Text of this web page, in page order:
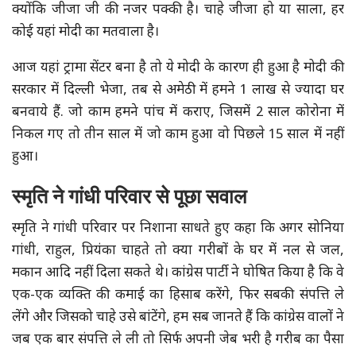
क्योंकि जीजा जी की नजर पक्की है। चाहे जीजा हो या साला, हर
कोई यहां मोदी का मतवाला है।
आज यहां ट्रामा सेंटर बना है तो ये मोदी के कारण ही हुआ है मोदी की
सरकार में दिल्ली भेजा, तब से अमेठी में हमने 1 लाख से ज्यादा घर
बनवाये हैं. जो काम हमने पांच में कराए, जिसमें 2 साल कोरोना में
निकल गए तो तीन साल में जो काम हुआ वो पिछले 15 साल में नहीं
हुआ।
स्मृति ने गांधी परिवार से पूछा सवाल
स्मृति ने गांधी परिवार पर निशाना साधते हुए कहा कि अगर सोनिया
गांधी, राहुल, प्रियंका चाहते तो क्या गरीबों के घर में नल से जल,
मकान आदि नहीं दिला सकते थे। कांग्रेस पार्टी ने घोषित किया है कि वे
एक-एक व्यक्ति की कमाई का हिसाब करेंगे, फिर सबकी संपत्ति ले
लेंगे और जिसको चाहे उसे बांटेंगे, हम सब जानते हैं कि कांग्रेस वालों ने
जब एक बार संपत्ति ले ली तो सिर्फ अपनी जेब भरी है गरीब का पैसा